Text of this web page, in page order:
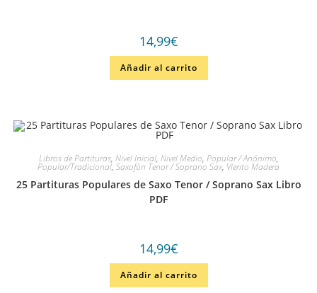
14,99€
Añadir al carrito
Libros de Partituras, Nivel Inicial, Nivel Medio, Popular / Anónimo,
Popular/Tradicional, Saxofón Tenor / Soprano Sax, Viento Madera
25 Partituras Populares de Saxo Tenor / Soprano Sax Libro
PDF
14,99€
Añadir al carrito